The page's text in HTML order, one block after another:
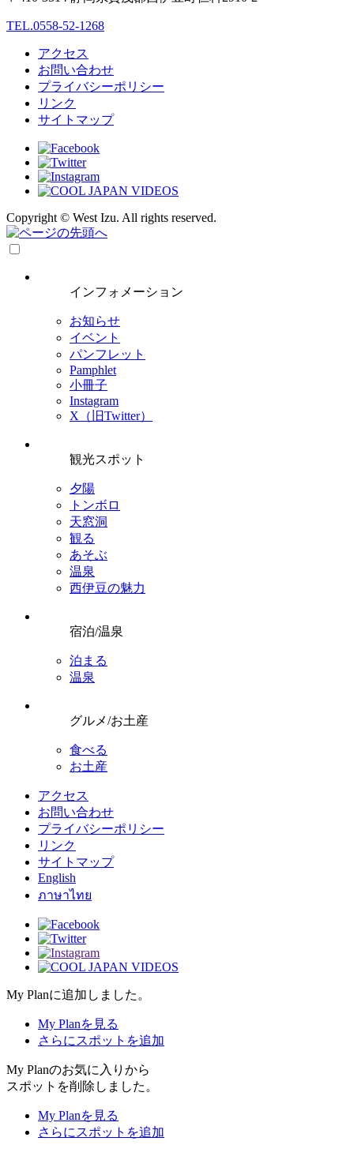
TEL.0558-52-1268
アクセス
お問い合わせ
プライバシーポリシー
リンク
サイトマップ
Copyright © West Izu. All rights reserved.
インフォメーション
お知らせ
イベント
パンフレット
Pamphlet
小冊子
Instagram
X（旧Twitter）
観光スポット
夕陽
トンボロ
天窓洞
観る
あそぶ
温泉
西伊豆の魅力
宿泊/温泉
泊まる
温泉
グルメ/お土産
食べる
お土産
アクセス
お問い合わせ
プライバシーポリシー
リンク
サイトマップ
English
ภาษาไทย
My Planに追加しました。
My Planを見る
さらにスポットを追加
My Planのお気に入りから
スポットを削除しました。
My Planを見る
さらにスポットを追加